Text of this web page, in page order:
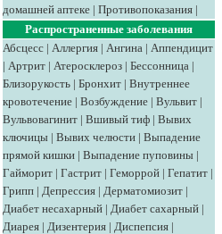
домашней аптеке | Противопоказания |
Распространенные заболевания
Абсцесс | Аллергия | Ангина | Аппендицит
| Артрит | Атеросклероз | Бессонница |
Близорукость | Бронхит | Внутреннее
кровотечение | Возбуждение | Вульвит |
Вульвовагинит | Вшивый тиф | Вывих
ключицы | Вывих челюсти | Выпадение
прямой кишки | Выпадение пуповины |
Гайморит | Гастрит | Геморрой | Гепатит |
Грипп | Депрессия | Дерматомиозит |
Диабет несахарный | Диабет сахарный |
Диарея | Дизентерия | Диспепсия |